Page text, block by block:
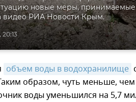
20:13
новые меры, принимаемые
видео РИА Новости Крым.
объем воды в водохранилище
образом, чуть меньше,
воды уменьшился на 5,7